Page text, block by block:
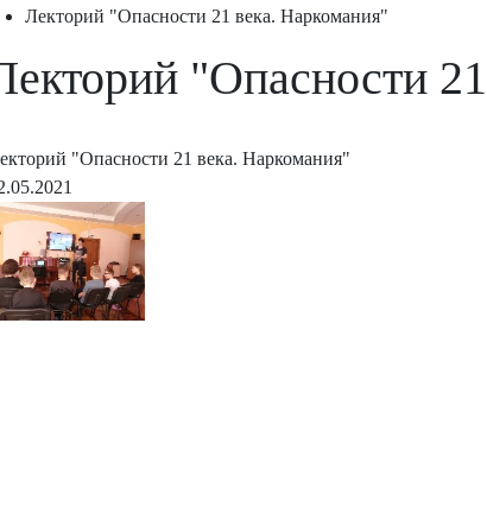
Лекторий "Опасности 21 века. Наркомания"
"Опасности
"Опасности 21 века. Наркомания"